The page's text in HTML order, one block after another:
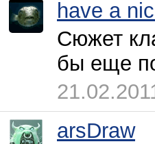
have a
Сюжет
бы еще
arsDraw